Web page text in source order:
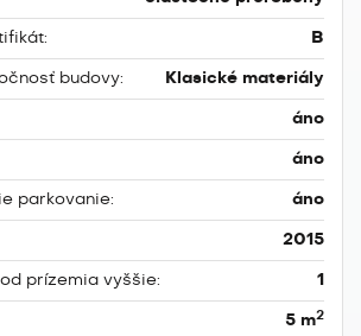
B
budovy: Klasické materiály
áno
áno
parkovanie: áno
2015
prízemia vyššie: 1
5 m2